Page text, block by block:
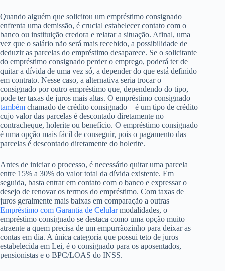
Quando alguém que solicitou um empréstimo consignado
enfrenta uma demissão, é crucial estabelecer contato com o
banco ou instituição credora e relatar a situação. Afinal, uma
vez que o salário não será mais recebido, a possibilidade de
deduzir as parcelas do empréstimo desaparece. Se o solicitante
do empréstimo consignado perder o emprego, poderá ter de
quitar a dívida de uma vez só, a depender do que está definido
em contrato. Nesse caso, a alternativa seria trocar o
consignado por outro empréstimo que, dependendo do tipo,
pode ter taxas de juros mais altas. O empréstimo consignado –
também chamado de crédito consignado – é um tipo de crédito
cujo valor das parcelas é descontado diretamente no
contracheque, holerite ou benefício. O empréstimo consignado
é uma opção mais fácil de conseguir, pois o pagamento das
parcelas é descontado diretamente do holerite.
Antes de iniciar o processo, é necessário quitar uma parcela
entre 15% a 30% do valor total da dívida existente. Em
seguida, basta entrar em contato com o banco e expressar o
desejo de renovar os termos do empréstimo. Com taxas de
juros geralmente mais baixas em comparação a outras
Empréstimo com Garantia de Celularmodalidades, o
empréstimo consignado se destaca como uma opção muito
atraente a quem precisa de um empurrãozinho para deixar as
contas em dia. A única categoria que possui teto de juros
estabelecida em Lei, é o consignado para os aposentados,
pensionistas e o BPC/LOAS do INSS.